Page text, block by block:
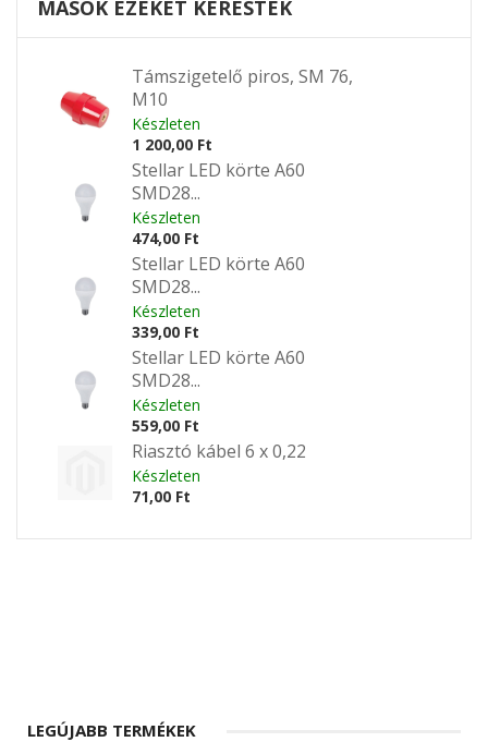
MÁSOK EZEKET KERESTÉK
Támszigetelő piros, SM 76,
M10
Készleten
1 200,00 Ft
Stellar LED körte A60
SMD28...
Készleten
474,00 Ft
Stellar LED körte A60
SMD28...
Készleten
339,00 Ft
Stellar LED körte A60
SMD28...
Készleten
559,00 Ft
Riasztó kábel 6 x 0,22
Készleten
71,00 Ft
LEGÚJABB TERMÉKEK